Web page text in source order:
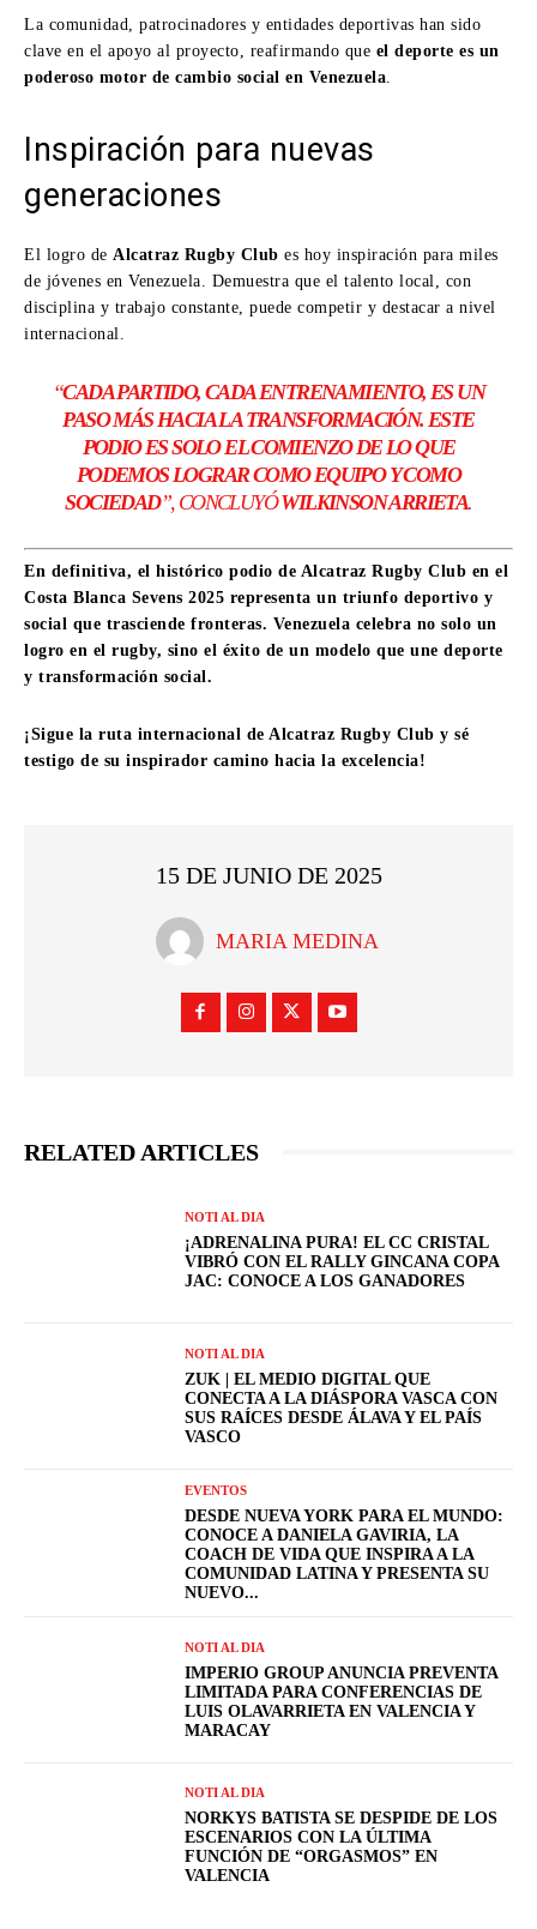
La comunidad, patrocinadores y entidades deportivas han sido
clave en el apoyo al proyecto, reafirmando que el deporte es un
poderoso motor de cambio social en Venezuela
Inspiración para nuevas
generaciones
El logro de Alcatraz Rugby Club es hoy inspiración para miles
de jóvenes en Venezuela. Demuestra que el talento local, con
disciplina y trabajo constante, puede competir y destacar a nivel
internacional.
“CADA PARTIDO, CADA ENTRENAMIENTO, ES UN
PASO MÁS HACIA LA TRANSFORMACIÓN. ESTE
PODIO ES SOLO EL COMIENZO DE LO QUE
PODEMOS LOGRAR COMO EQUIPO Y COMO
SOCIEDAD”, CONCLUYÓWILKINSON ARRIETA.
En definitiva, el histórico podio de Alcatraz Rugby Club en el
Costa Blanca Sevens 2025 representa un triunfo deportivo y
social que trasciende fronteras. Venezuela celebra no solo un
logro en el rugby, sino el éxito de un modelo que une deporte
y transformación social.
¡Sigue la ruta internacional de Alcatraz Rugby Club y sé
testigo de su inspirador camino hacia la excelencia!
15 DE JUNIO DE 2025
MARIA MEDINA
RELATED ARTICLES
NOTI AL DIA
¡ADRENALINA PURA! EL CC CRISTAL
VIBRÓ CON EL RALLY GINCANA COPA
JAC: CONOCE A LOS GANADORES
NOTI AL DIA
ZUK | EL MEDIO DIGITAL QUE
CONECTA A LA DIÁSPORA VASCA CON
SUS RAÍCES DESDE ÁLAVA Y EL PAÍS
VASCO
EVENTOS
DESDE NUEVA YORK PARA EL MUNDO:
CONOCE A DANIELA GAVIRIA, LA
COACH DE VIDA QUE INSPIRA A LA
COMUNIDAD LATINA Y PRESENTA SU
NUEVO...
NOTI AL DIA
IMPERIO GROUP ANUNCIA PREVENTA
LIMITADA PARA CONFERENCIAS DE
LUIS OLAVARRIETA EN VALENCIA Y
MARACAY
NOTI AL DIA
NORKYS BATISTA SE DESPIDE DE LOS
ESCENARIOS CON LA ÚLTIMA
FUNCIÓN DE “ORGASMOS” EN
VALENCIA